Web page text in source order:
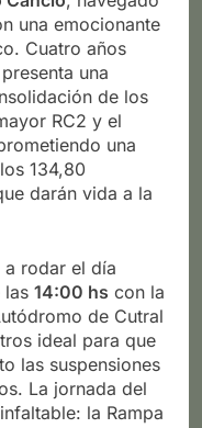
una emocionante
Cuatro años
una
de los
RC2 y el
una
134,80
darán vida a la
rodar el día
las 14:00 hs con la
de Cutral
ideal para que
las suspensiones
La jornada del
la Rampa